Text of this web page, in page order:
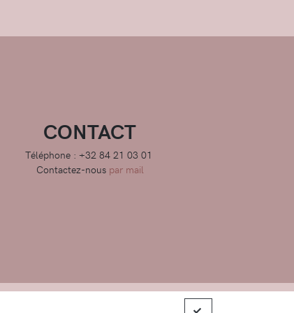
CONTACT
Téléphone : +32 84 21 03 01
Contactez-nous par mail
Charte de confidentialité